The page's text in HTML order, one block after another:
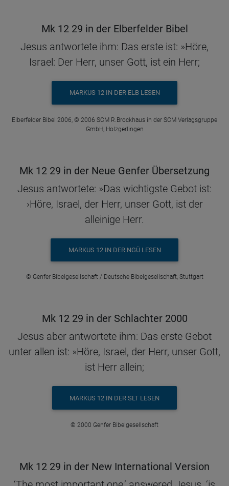
Mk 12 29 in der Elberfelder Bibel
Jesus antwortete ihm: Das erste ist: »Höre,
Israel: Der Herr, unser Gott, ist ein Herr;
MARKUS 12 IN DER ELB LESEN
Elberfelder Bibel 2006, © 2006 SCM R.Brockhaus in der SCM Verlagsgruppe
GmbH, Holzgerlingen
Mk 12 29 in der Neue Genfer Übersetzung
Jesus antwortete: »Das wichtigste Gebot ist:
›Höre, Israel, der Herr, unser Gott, ist der
alleinige Herr.
MARKUS 12 IN DER NGÜ LESEN
© Genfer Bibelgesellschaft / Deutsche Bibelgesellschaft, Stuttgart
Mk 12 29 in der Schlachter 2000
Jesus aber antwortete ihm: Das erste Gebot
unter allen ist: »Höre, Israel, der Herr, unser Gott,
ist Herr allein;
MARKUS 12 IN DER SLT LESEN
© 2000 Genfer Bibelgesellschaft
Mk 12 29 in der New International Version